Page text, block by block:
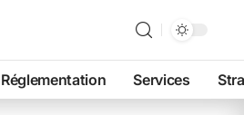
Réglementation Services